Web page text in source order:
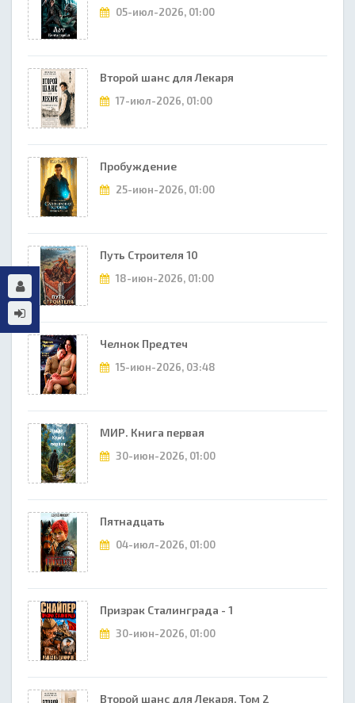
05-июл-2026, 01:00
Второй шанс для Лекаря
17-июл-2026, 01:00
Пробуждение
25-июн-2026, 01:00
Путь Строителя 10
18-июн-2026, 01:00
Челнок Предтеч
15-июн-2026, 03:48
МИР. Книга первая
30-июн-2026, 01:00
Пятнадцать
04-июл-2026, 01:00
Призрак Сталинграда - 1
30-июн-2026, 01:00
Второй шанс для Лекаря. Том 2